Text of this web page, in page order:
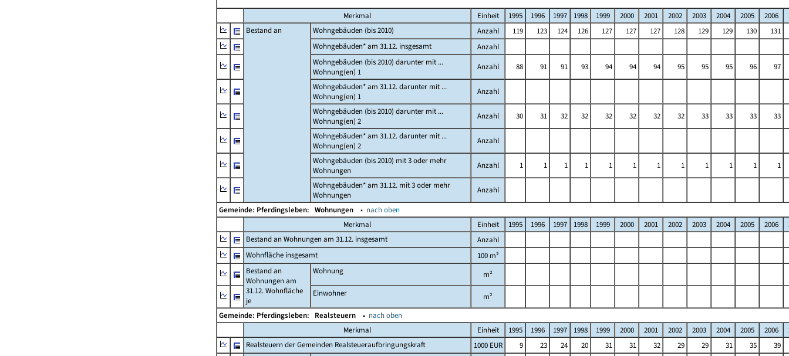
Merkmal Einheit 1995 1996 1997 1998 1999 2000 2001 2002 2003 2004 2005 2006
Bestand an
Wohngebäuden (bis 2010) Anzahl 119 123 124 126 127 127 127 128 129 129 130
131
Wohngebäuden* am 31.12. insgesamt
Anzahl
Wohngebäuden (bis 2010) darunter mit ...
Wohnung(en) 1
Anzahl 88 91 91 93 94 94 94 95 95 95 96
97
Wohngebäuden* am 31.12. darunter mit ...
Wohnung(en) 1
Anzahl
Wohngebäuden (bis 2010) darunter mit ...
Wohnung(en) 2
Anzahl 30 31 32 32 32 32 32 32 33 33 33
33
Wohngebäuden* am 31.12. darunter mit ...
Wohnung(en) 2
Anzahl
Wohngebäuden (bis 2010) mit 3 oder mehr
Wohnungen
Anzahl 1 1 1 1 1 1 1 1 1 1 1
1
Wohngebäuden* am 31.12. mit 3 oder mehr
Wohnungen
Anzahl
Gemeinde: Pferdingsleben: Wohnungen ▴ nach oben
Merkmal
Einheit 1995 1996 1997 1998 1999 2000 2001 2002 2003 2004 2005 2006
Bestand an Wohnungen am 31.12. insgesamt
Anzahl
Wohnfläche insgesamt
100 m²
Bestand an
Wohnungen am
31.12. Wohnfläche
je
Wohnung
m²
Einwohner
m²
Gemeinde: Pferdingsleben: Realsteuern ▴ nach oben
Merkmal
Einheit 1995 1996 1997 1998 1999 2000 2001 2002 2003 2004 2005 2006
Realsteuern der Gemeinden Realsteueraufbringungskraft
1000 EUR 9 23 24 20 31 31 32 29 29 31 35
39